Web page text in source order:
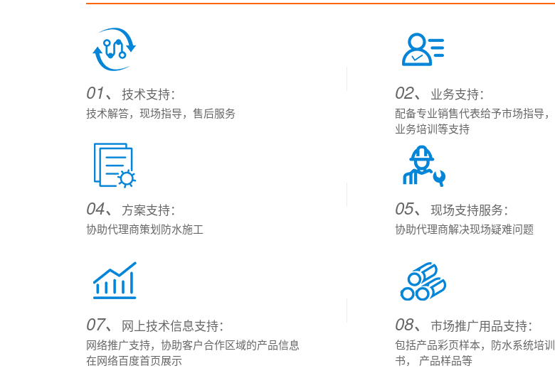
01、 技术支持：
技术解答，现场指导，售后服务
02、 业务支持：
配备专业销售代表给予市场指导，
业务培训等支持
04、 方案支持：
协助代理商策划防水施工
05、 现场支持服务：
协助代理商解决现场疑难问题
07、 网上技术信息支持：
网络推广支持，协助客户合作区域的产品信息
在网络百度首页展示
08、 市场推广用品支持：
包括产品彩页样本，防水系统培训
书， 产品样品等